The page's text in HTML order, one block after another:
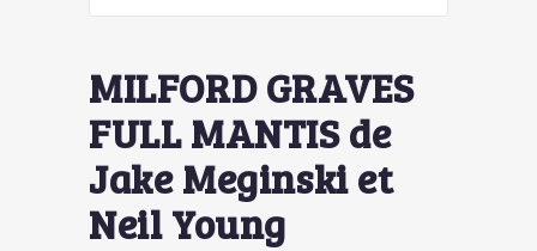
MILFORD GRAVES
FULL MANTIS de
Jake Meginski et
Neil Young